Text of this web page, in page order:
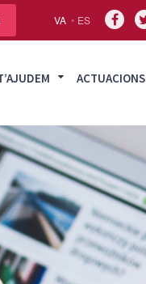
VA ES
ACTUACIONS